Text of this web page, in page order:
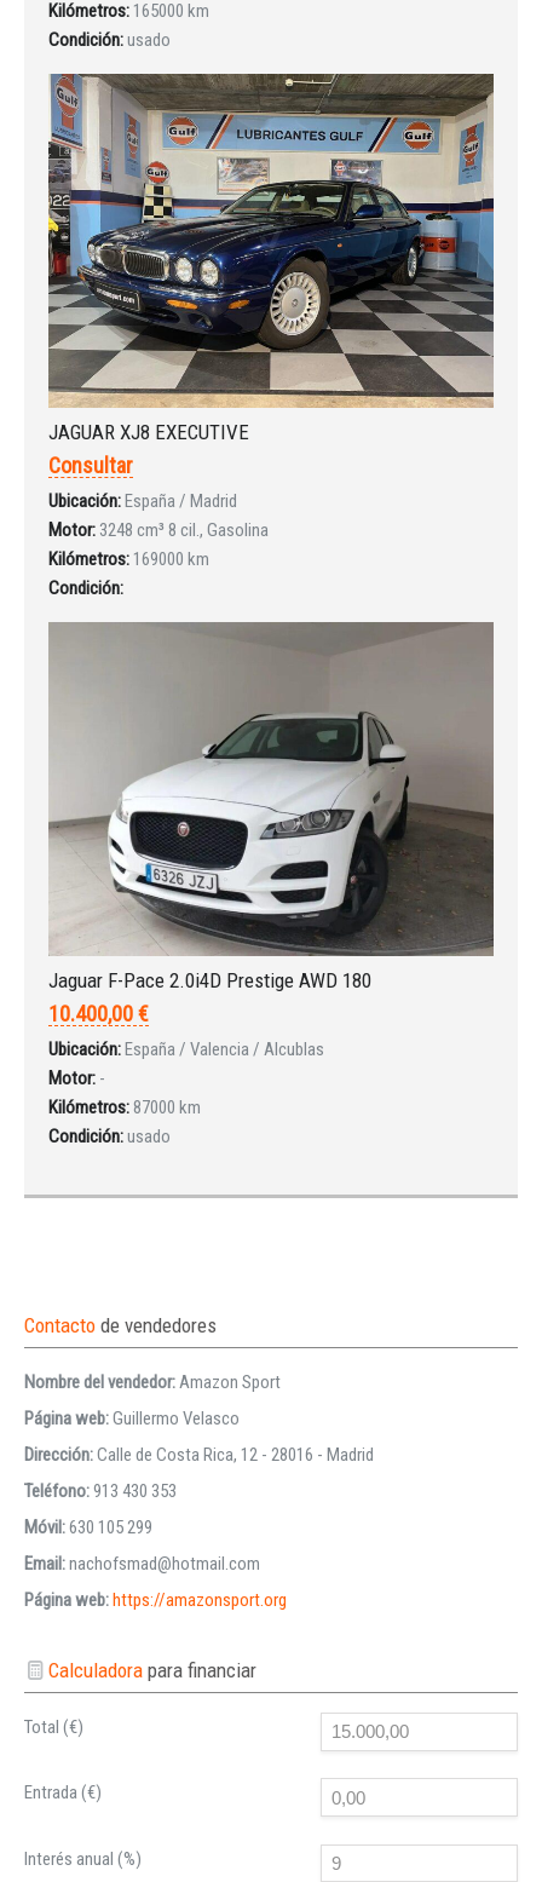
Iniciar sesión
Kilómetros: 165000 km
Condición:usado
JAGUAR XJ8 EXECUTIVE
Consultar
Ubicación:España / Madrid
Motor: 3248 cm³ 8 cil., Gasolina
Kilómetros: 169000 km
Condición:
Jaguar F-Pace 2.0i4D Prestige AWD 180
10.400,00 €
Ubicación:España / Valencia / Alcublas
Motor: -
Kilómetros: 87000 km
Condición:usado
Contacto de vendedores
Nombre del vendedor:Amazon Sport
Página web:Guillermo Velasco
Dirección:Calle de Costa Rica, 12 - 28016 - Madrid
Teléfono:913 430 353
Móvil:630 105 299
Email:nachofsmad@hotmail.com
Página web:https://amazonsport.org
Calculadorapara financiar
Total (€)
Entrada (€)
Interés anual (%)